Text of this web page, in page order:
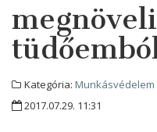
Kategória: Munkásvédelem
2017.07.29. 11:31